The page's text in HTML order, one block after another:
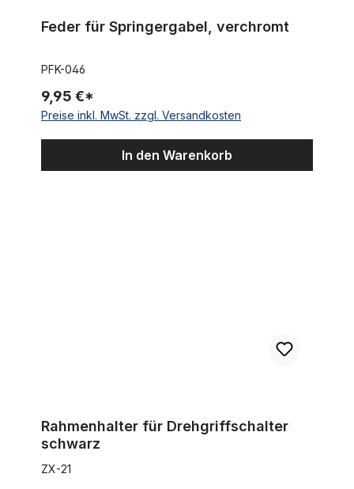
Feder für Springergabel, verchromt
PFK-046
9,95 €*
Preise inkl. MwSt. zzgl. Versandkosten
In den Warenkorb
Rahmenhalter für Drehgriffschalter
schwarz
ZX-21